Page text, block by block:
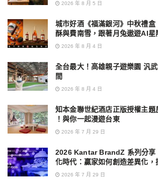
2026 年 8 月 5 日
城市好酒《福滿銀河》中秋禮盒
酥與費南雪，跟著月兔遨遊AI星
2026 年 8 月 4 日
全台最大！高雄親子遊樂園 汎
間
2026 年 8 月 4 日
知本金聯世紀酒店正版授權主題
！與你一起漫遊台東
2026 年 7 月 29 日
2026 Kantar BrandZ 系列分享
化時代：贏家如何創造差異化，
2026 年 7 月 29 日